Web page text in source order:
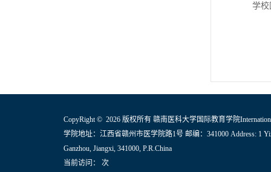
学校
CopyRight © 2026 版权所有 赣南医科大学国际教育学院
学院地址：江西省赣州市医学院路1号 邮编：341000 Address: 1
Ganzhou, Jiangxi, 341000, P.R.China
当前访问：
次